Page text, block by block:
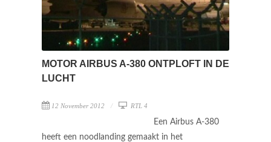
MOTOR AIRBUS A-380 ONTPLOFT IN DE
LUCHT
12 November 2012 RTL 4
Een Airbus A-380
heeft een noodlanding gemaakt in het